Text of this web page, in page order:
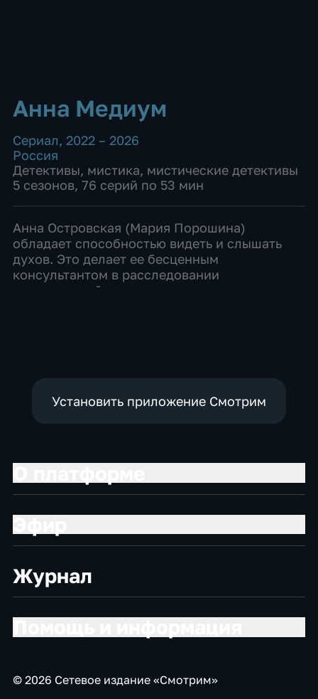
Анна Медиум
Сериал, 2022 – 2026
Россия
Детективы, мистика, мистические детективы
5 сезонов, 76 серий по 53 мин
Анна Островская (Мария Порошина)
обладает способностью видеть и слышать
духов. Это делает ее бесценным
консультантом в расследовании
преступлений и сильно осложняет жизнь
Установить приложение Смотрим
Журнал
© 2026 Сетевое издание «Смотрим»